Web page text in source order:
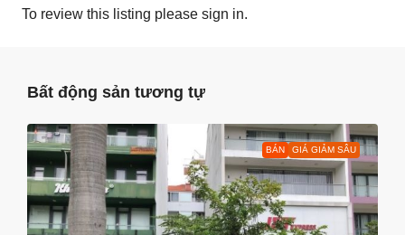
To review this listing please sign in.
Bất động sản tương tự
BÁN GIÁ GIẢM SÂU